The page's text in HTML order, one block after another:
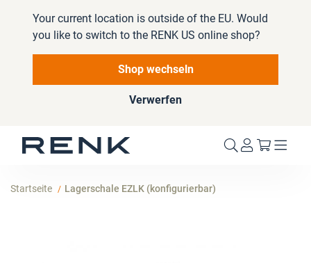
Your current location is outside of the EU. Would
you like to switch to the RENK US online shop?
Shop wechseln
Verwerfen
Mein
Startseite Lagerschale EZLK (konfigurierbar)